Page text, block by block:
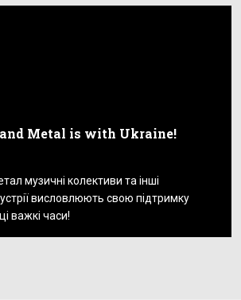
Metal is with Ukraine!
музичні колективи та інші
висловлюють свою підтримку
важкі часи!